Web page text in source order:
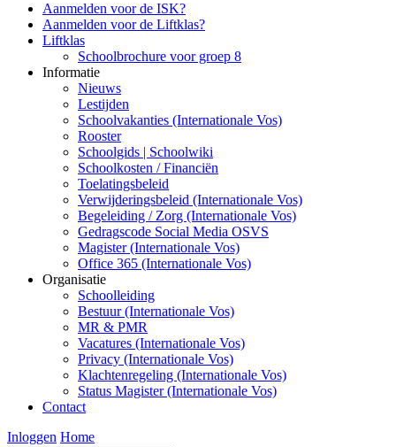
Aanmelden voor de ISK?
Aanmelden voor de Liftklas?
Liftklas
Schoolbrochure voor groep 8
Informatie
Nieuws
Lestijden
Schoolvakanties (Internationale Vos)
Rooster
Schoolgids | Schoolwiki
Schoolkosten / Financiën
Toelatingsbeleid
Verwijderingsbeleid (Internationale Vos)
Begeleiding / Zorg (Internationale Vos)
Gedragscode Social Media OSVS
Magister (Internationale Vos)
Office 365 (Internationale Vos)
Organisatie
Schoolleiding
Bestuur (Internationale Vos)
MR & PMR
Vacatures (Internationale Vos)
Privacy (Internationale Vos)
Klachtenregeling (Internationale Vos)
Status Magister (Internationale Vos)
Contact
Inloggen Home